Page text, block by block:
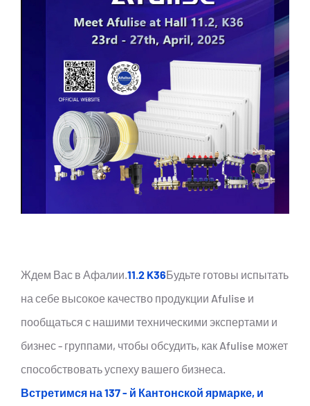
Ждем Вас в Афалии.11.2 K36Будьте готовы испытать
на себе высокое качество продукции Afulise и
пообщаться с нашими техническими экспертами и
бизнес - группами, чтобы обсудить, как Afulise может
способствовать успеху вашего бизнеса.
Встретимся на 137 - й Кантонской ярмарке, и